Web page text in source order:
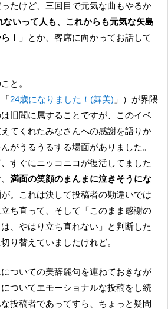
ったけど、三回目で元気な曲もやるか
ないって人も、これからも元気な矢島
！
」とか、客席に向かってお話して
と。
24歳になりました！(舞美) 」）が界隈
旧聞に属することですが、このイベ
てくれたみなさんへの感謝を語りか
がうるうるする場面がありました。
すぐにニッコニコが復活してました
満面の笑顔のまんまに泣きそうにな
が。これは決して投稿者の勘違いでは
ち直って、そして「このまま感謝の
、やはり立ち直れない」と判断した
り替えていましたけれど。
ついてエモーショナルな投稿をし続
投稿者であってすら、ちょっと疑問